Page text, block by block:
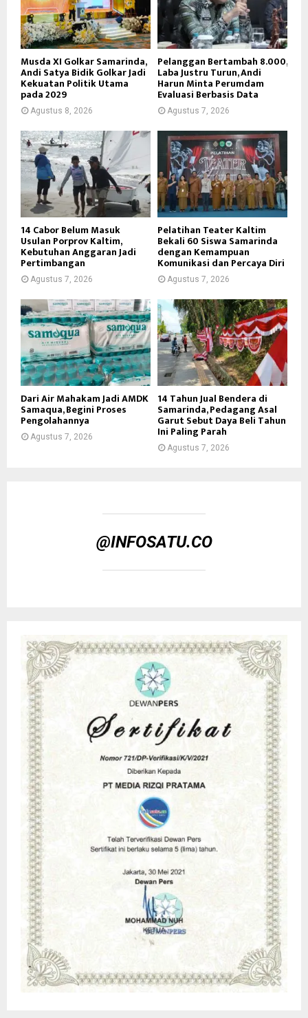
Musda XI Golkar Samarinda,
Andi Satya Bidik Golkar Jadi
Kekuatan Politik Utama
pada 2029
Agustus 8, 2026
Pelanggan Bertambah 8.000,
Laba Justru Turun, Andi
Harun Minta Perumdam
Evaluasi Berbasis Data
Agustus 7, 2026
14 Cabor Belum Masuk
Usulan Porprov Kaltim,
Kebutuhan Anggaran Jadi
Pertimbangan
Agustus 7, 2026
Pelatihan Teater Kaltim
Bekali 60 Siswa Samarinda
dengan Kemampuan
Komunikasi dan Percaya Diri
Agustus 7, 2026
Dari Air Mahakam Jadi AMDK
Samaqua, Begini Proses
Pengolahannya
Agustus 7, 2026
14 Tahun Jual Bendera di
Samarinda, Pedagang Asal
Garut Sebut Daya Beli Tahun
Ini Paling Parah
Agustus 7, 2026
@INFOSATU.CO